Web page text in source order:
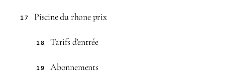
17 Piscine du rhone prix
18 Tarifs d’entrée
19 Abonnements